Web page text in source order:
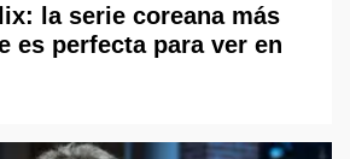
la serie coreana más
es perfecta para ver en